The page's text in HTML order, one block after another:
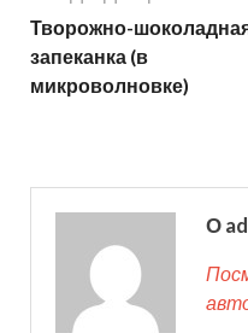
Творожно-
запеканка (в
микроволновке)
О